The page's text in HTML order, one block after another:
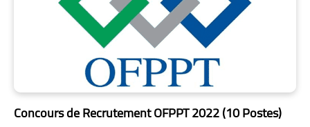
Concours de Recrutement OFPPT 2022 (10 Postes)